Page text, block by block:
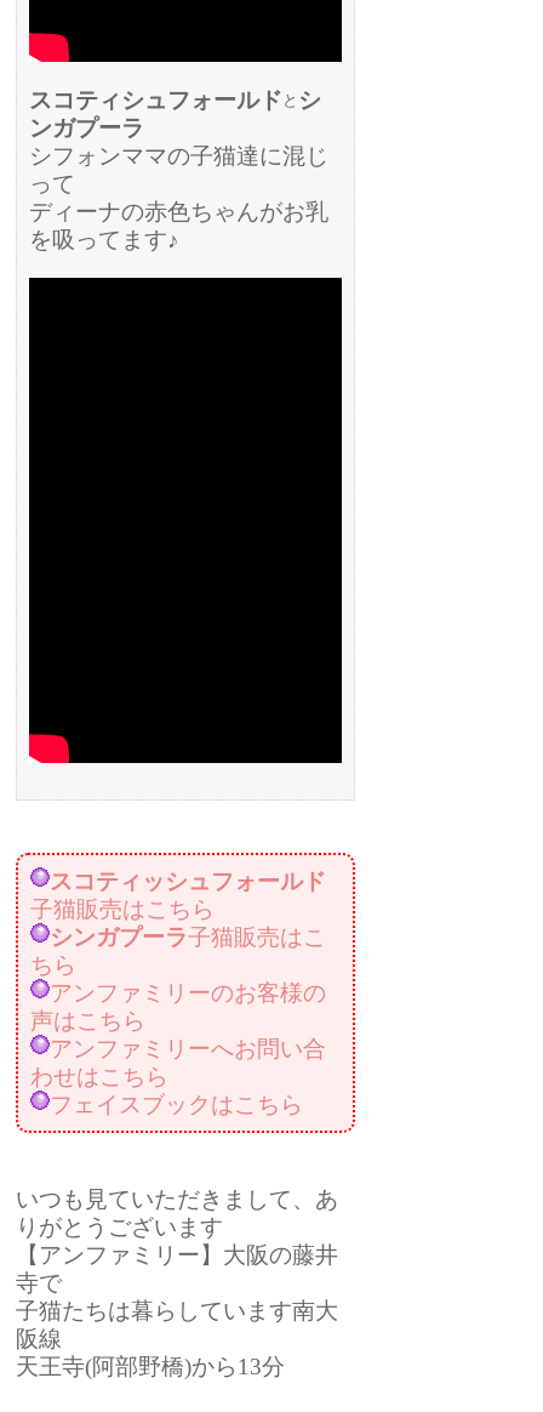
スコティシュフォールド と シ
ンガプーラ
シフォンママの子猫達に混じ
って
ディーナの赤色ちゃんがお乳
を吸ってます♪
スコティッシュフォールド
子猫販売はこちら
シンガプーラ子猫販売はこ
ちら
アンファミリーのお客様の
声はこちら
アンファミリーへお問い合
わせはこちら
フェイスブックはこちら
いつも見ていただきまして、あ
りがとうございます
【アンファミリー】大阪の藤井
寺で
子猫たちは暮らしています南大
阪線
天王寺(阿部野橋)から13分